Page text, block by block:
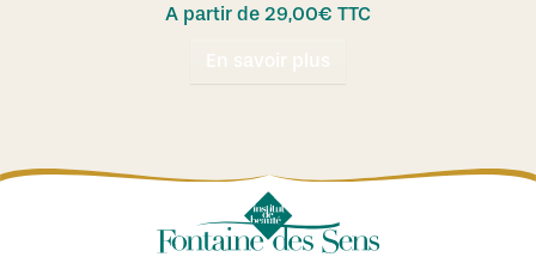
A partir de 29,00€ TTC
En savoir plus